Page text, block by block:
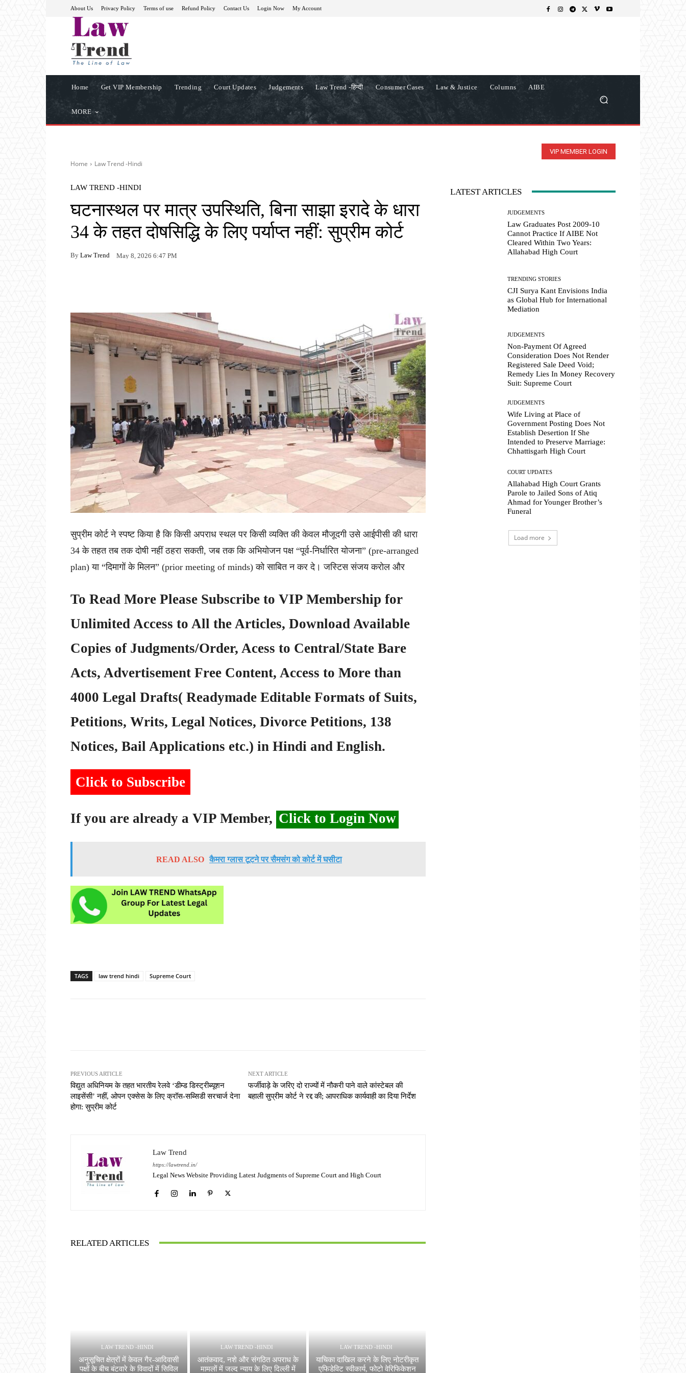
About Us Privacy Policy Terms of use Refund Policy Contact Us Login Now My Account
Home Get VIP Membership Trending Court Updates Judgements Law Trend -हिन्दी Consumer Cases Law & Justice Columns AIBE
MORE
VIP MEMBER LOGIN
Home Law Trend -Hindi
LAW TREND -HINDI
घटनास्थल पर मात्र उपस्थिति, बिना साझा इरादे के धारा
34 के तहत दोषसिद्धि के लिए पर्याप्त नहीं: सुप्रीम कोर्ट
By Law Trend May 8, 2026 6:47 PM
सुप्रीम कोर्ट ने स्पष्ट किया है कि किसी अपराध स्थल पर किसी व्यक्ति की केवल मौजूदगी उसे आईपीसी की धारा
34 के तहत तब तक दोषी नहीं ठहरा सकती, जब तक कि अभियोजन पक्ष “पूर्व-निर्धारित योजना” (pre-arranged
plan) या “दिमागों के मिलन” (prior meeting of minds) को साबित न कर दे। जस्टिस संजय करोल और
To Read More Please Subscribe to VIP Membership for
Unlimited Access to All the Articles, Download Available
Copies of Judgments/Order, Acess to Central/State Bare
Acts, Advertisement Free Content, Access to More than
4000 Legal Drafts( Readymade Editable Formats of Suits,
Petitions, Writs, Legal Notices, Divorce Petitions, 138
Notices, Bail Applications etc.) in Hindi and English.
Click to Subscribe
If you are already a VIP Member, Click to Login Now
READ ALSO कैमरा ग्लास टूटने पर सैमसंग को कोर्ट में घसीटा
TAGS law trend hindi Supreme Court
PREVIOUS ARTICLE
विद्युत अधिनियम के तहत भारतीय रेलवे ‘डीम्ड डिस्ट्रीब्यूशन
लाइसेंसी’ नहीं, ओपन एक्सेस के लिए क्रॉस-सब्सिडी सरचार्ज देना
होगा: सुप्रीम कोर्ट
NEXT ARTICLE
फर्जीवाड़े के जरिए दो राज्यों में नौकरी पाने वाले कांस्टेबल की
बहाली सुप्रीम कोर्ट ने रद्द की; आपराधिक कार्यवाही का दिया निर्देश
Law Trend
https://lawtrend.in/
Legal News Website Providing Latest Judgments of Supreme Court and High Court
RELATED ARTICLES
LAW TREND -HINDI
अनुसूचित क्षेत्रों में केवल गैर-आदिवासी
पक्षों के बीच बंटवारे के विवादों में सिविल
LAW TREND -HINDI
आतंकवाद, नशे और संगठित अपराध के
मामलों में जल्द न्याय के लिए दिल्ली में
LAW TREND -HINDI
याचिका दाखिल करने के लिए नोटरीकृत
एफिडेविट स्वीकार्य, फोटो वेरिफिकेशन
LATEST ARTICLES
JUDGEMENTS
Law Graduates Post 2009-10
Cannot Practice If AIBE Not
Cleared Within Two Years:
Allahabad High Court
TRENDING STORIES
CJI Surya Kant Envisions India
as Global Hub for International
Mediation
JUDGEMENTS
Non-Payment Of Agreed
Consideration Does Not Render
Registered Sale Deed Void;
Remedy Lies In Money Recovery
Suit: Supreme Court
JUDGEMENTS
Wife Living at Place of
Government Posting Does Not
Establish Desertion If She
Intended to Preserve Marriage:
Chhattisgarh High Court
COURT UPDATES
Allahabad High Court Grants
Parole to Jailed Sons of Atiq
Ahmad for Younger Brother’s
Funeral
Load more